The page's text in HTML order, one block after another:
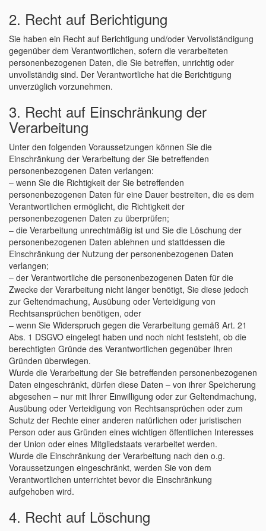
2. Recht auf Berichtigung
Sie haben ein Recht auf Berichtigung und/oder Vervollständigung
gegenüber dem Verantwortlichen, sofern die verarbeiteten
personenbezogenen Daten, die Sie betreffen, unrichtig oder
unvollständig sind. Der Verantwortliche hat die Berichtigung
unverzüglich vorzunehmen.
3. Recht auf Einschränkung der
Verarbeitung
Unter den folgenden Voraussetzungen können Sie die
Einschränkung der Verarbeitung der Sie betreffenden
personenbezogenen Daten verlangen:
– wenn Sie die Richtigkeit der Sie betreffenden
personenbezogenen Daten für eine Dauer bestreiten, die es dem
Verantwortlichen ermöglicht, die Richtigkeit der
personenbezogenen Daten zu überprüfen;
– die Verarbeitung unrechtmäßig ist und Sie die Löschung der
personenbezogenen Daten ablehnen und stattdessen die
Einschränkung der Nutzung der personenbezogenen Daten
verlangen;
– der Verantwortliche die personenbezogenen Daten für die
Zwecke der Verarbeitung nicht länger benötigt, Sie diese jedoch
zur Geltendmachung, Ausübung oder Verteidigung von
Rechtsansprüchen benötigen, oder
– wenn Sie Widerspruch gegen die Verarbeitung gemäß Art. 21
Abs. 1 DSGVO eingelegt haben und noch nicht feststeht, ob die
berechtigten Gründe des Verantwortlichen gegenüber Ihren
Gründen überwiegen.
Wurde die Verarbeitung der Sie betreffenden personenbezogenen
Daten eingeschränkt, dürfen diese Daten – von ihrer Speicherung
abgesehen – nur mit Ihrer Einwilligung oder zur Geltendmachung,
Ausübung oder Verteidigung von Rechtsansprüchen oder zum
Schutz der Rechte einer anderen natürlichen oder juristischen
Person oder aus Gründen eines wichtigen öffentlichen Interesses
der Union oder eines Mitgliedstaats verarbeitet werden.
Wurde die Einschränkung der Verarbeitung nach den o.g.
Voraussetzungen eingeschränkt, werden Sie von dem
Verantwortlichen unterrichtet bevor die Einschränkung
aufgehoben wird.
4. Recht auf Löschung